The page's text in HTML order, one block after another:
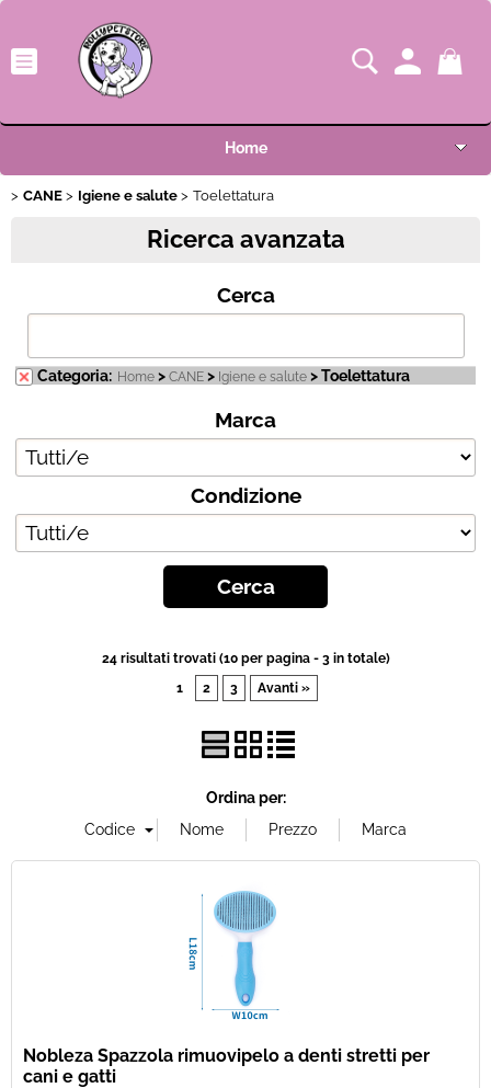
Categoria: Home>CANE>Igiene e salute
Marca
Condizione
Home
Shop
OUTLET
I nostri pet (invia la tua foto)
Condizioni di vendita
F.A.Q.
Contatti
CANE Igiene e salute Toelettatura
Ricerca avanzata
Cerca
Categoria: Home > CANE > Igiene e salute > Toelettatura
Marca
Condizione
24 risultati trovati (10 per pagina - 3 in totale)
1
2 3 Avanti »
Ordina per:
Nobleza Spazzola rimuovipelo a denti stretti per
cani e gatti